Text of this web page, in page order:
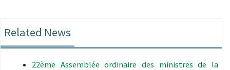
Related News
22ème Assemblée ordinaire des ministres de la